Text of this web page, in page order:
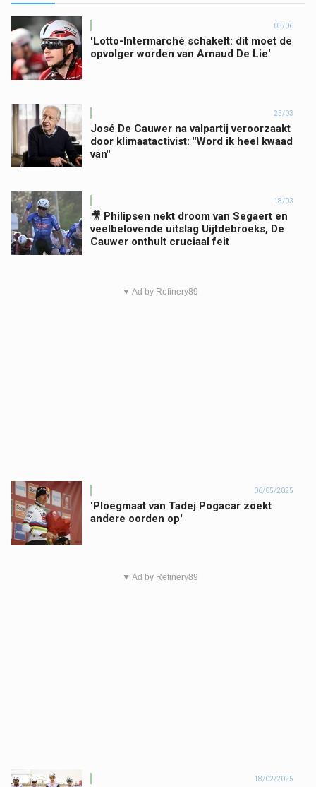
03/06
'Lotto-Intermarché schakelt: dit moet de
opvolger worden van Arnaud De Lie'
25/03
José De Cauwer na valpartij veroorzaakt
door klimaatactivist: "Word ik heel kwaad
van"
18/03
🎥 Philipsen nekt droom van Segaert en
veelbelovende uitslag Uijtdebroeks, De
Cauwer onthult cruciaal feit
▼ Ad by Refinery89
06/05/2025
'Ploegmaat van Tadej Pogacar zoekt
andere oorden op'
▼ Ad by Refinery89
18/02/2025